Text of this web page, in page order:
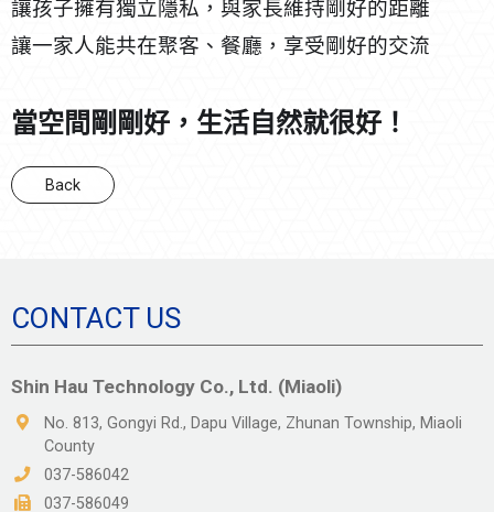
讓孩子擁有獨立隱私，與家長維持剛好的距離
讓一家人能共在聚客、餐廳，享受剛好的交流
當空間剛剛好，生活自然就很好！
Back
CONTACT US
Shin Hau Technology Co., Ltd. (Miaoli)
No. 813, Gongyi Rd., Dapu Village, Zhunan Township, Miaoli
County
037-586042
037-586049